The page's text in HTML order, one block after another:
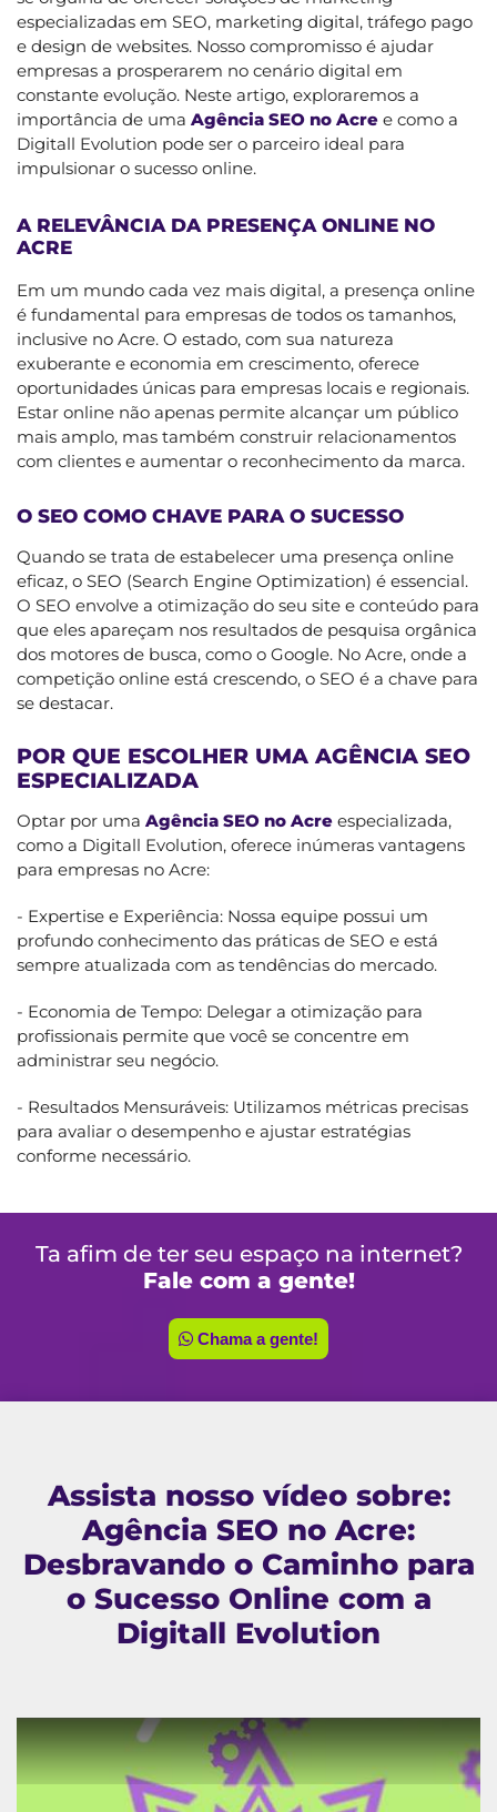
especializadas em SEO, marketing digital, tráfego pago
e design de websites. Nosso compromisso é ajudar
empresas a prosperarem no cenário digital em
constante evolução. Neste artigo, exploraremos a
importância de uma Agência SEO no Acre e como a
Digitall Evolution pode ser o parceiro ideal para
impulsionar o sucesso online.
A RELEVÂNCIA DA PRESENÇA ONLINE NO
ACRE
Em um mundo cada vez mais digital, a presença online
é fundamental para empresas de todos os tamanhos,
inclusive no Acre. O estado, com sua natureza
exuberante e economia em crescimento, oferece
oportunidades únicas para empresas locais e regionais.
Estar online não apenas permite alcançar um público
mais amplo, mas também construir relacionamentos
com clientes e aumentar o reconhecimento da marca.
O SEO COMO CHAVE PARA O SUCESSO
Quando se trata de estabelecer uma presença online
eficaz, o SEO (Search Engine Optimization) é essencial.
O SEO envolve a otimização do seu site e conteúdo para
que eles apareçam nos resultados de pesquisa orgânica
dos motores de busca, como o Google. No Acre, onde a
competição online está crescendo, o SEO é a chave para
se destacar.
POR QUE ESCOLHER UMA AGÊNCIA SEO
ESPECIALIZADA
Optar por uma Agência SEO no Acre especializada,
como a Digitall Evolution, oferece inúmeras vantagens
para empresas no Acre:
- Expertise e Experiência: Nossa equipe possui um
profundo conhecimento das práticas de SEO e está
sempre atualizada com as tendências do mercado.
- Economia de Tempo: Delegar a otimização para
profissionais permite que você se concentre em
administrar seu negócio.
- Resultados Mensuráveis: Utilizamos métricas precisas
para avaliar o desempenho e ajustar estratégias
conforme necessário.
Ta afim de ter seu espaço na internet?
Fale com a gente!
Chama a gente!
Assista nosso vídeo sobre:
Agência SEO no Acre:
Desbravando o Caminho para
o Sucesso Online com a
Digitall Evolution